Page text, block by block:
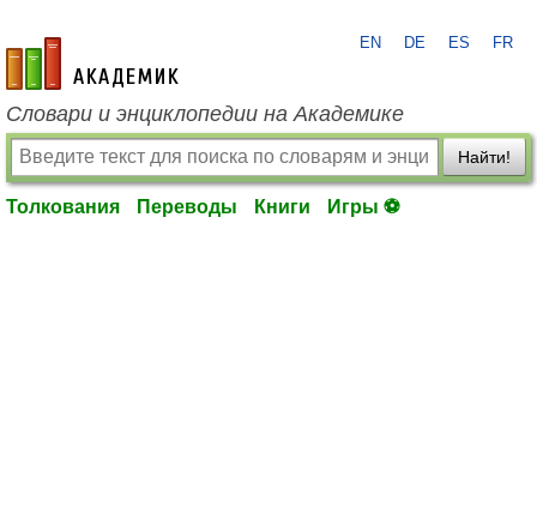
academic.ru
EN DE ES FR
Словари и энциклопедии на Академике
Найти!
Толкования Переводы Книги Игры ⚽